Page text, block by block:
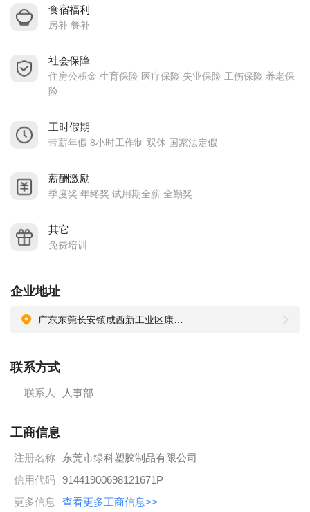
1993年，东莞长安修模工厂成立 ＜东莞长安咸西俊达塑胶
地址：东莞市长安镇咸西康泰街2
号
（深圳）有限公司＞
地址：深圳市宝安区松岗街道红星村港联蚝涌第二工
雅达高精密塑胶模具（深圳）有公司
品有限公司＞
地址：东莞市长安镇咸西康泰街4号
有限公司＞
地址：广西贵港市港北区西江产业园狮岭路东森科技园内
公司简介
造工厂。我们致力于为全球高端客户提供高品质的制模服务，
专注于欧美及中国市场，员工人数约800人。
企业文化：
愿 景：永为先驱，基业长青
食宿福利
房补 餐补
社会保障
住房公积金 生育保险 医疗保险 失业保险 工伤保险 养老保
险
工时假期
带薪年假 8小时工作制 双休 国家法定假
薪酬激励
季度奖 年终奖 试用期全薪 全勤奖
其它
免费培训
企业地址
联系方式
联系人 人事部
工商信息
注册名称
东莞市绿科塑胶制品有限公司
信用代码 91441900698121671P
更多信息
查看更多工商信息>>